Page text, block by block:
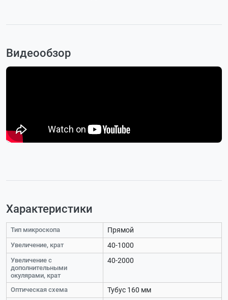
Видеообзор
Характеристики
Тип микроскопа Прямой
Увеличение, крат 40-1000
Увеличение с
дополнительными
окулярами, крат
40-2000
Оптическая схема Тубус 160 мм